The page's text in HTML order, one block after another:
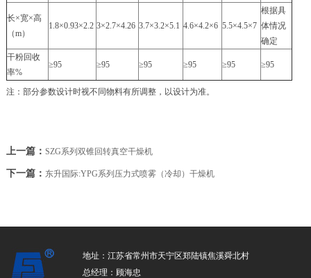
长×宽×高
（m）
1.8×0.93×2.2 3×2.7×4.26 3.7×3.2×5.1 4.6×4.2×6 5.5×4.5×7
根据具
体情况
确定
干粉回收
率%
≥95 ≥95 ≥95 ≥95 ≥95 ≥95
注：部分参数设计时视不同物料有所调整，以设计为准。
上一篇： SZG系列双锥回转真空干燥机
下一篇： 东升国际:YPG系列压力式喷雾（冷却）干燥机
地址：江苏省常州市天宁区郑陆镇焦溪舜北村
总经理：顾海忠